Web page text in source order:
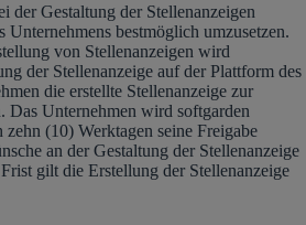
der Gestaltung der Stellenanzeigen
Unternehmens bestmöglich umzusetzen.
von Stellenanzeigen wird
der Stellenanzeige auf der Plattform des
die erstellte Stellenanzeige zur
Das Unternehmen wird softgarden
(10) Werktagen seine Freigabe
an der Gestaltung der Stellenanzeige
gilt die Erstellung der Stellenanzeige